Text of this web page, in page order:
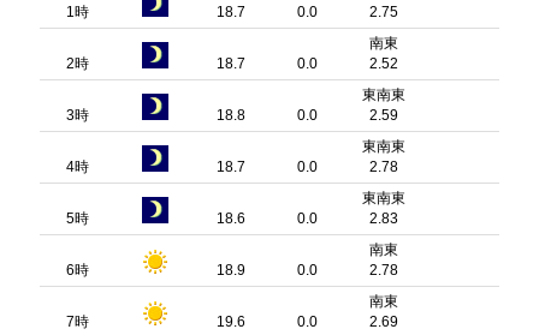
1時 18.7 0.0
2.75
2時 18.7 0.0
南東
2.52
3時 18.8 0.0
東南東
2.59
4時 18.7 0.0
東南東
2.78
5時 18.6 0.0
東南東
2.83
6時 18.9 0.0
南東
2.78
7時 19.6 0.0
南東
2.69